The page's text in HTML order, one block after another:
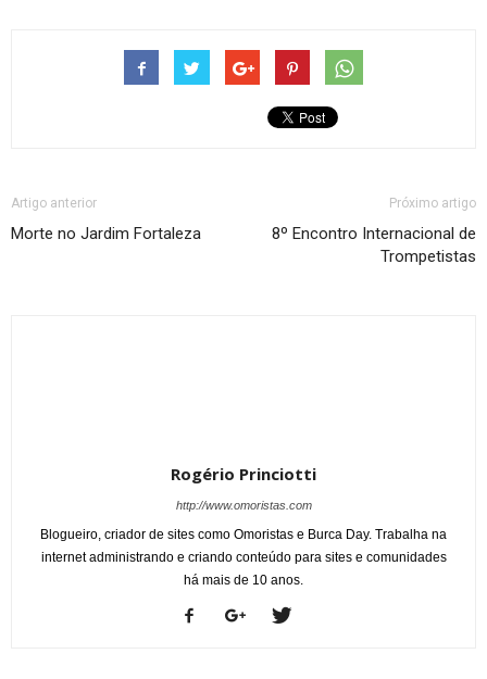
Artigo anterior
Morte no Jardim Fortaleza
Próximo artigo
8º Encontro Internacional de
Trompetistas
Rogério Princiotti
http://www.omoristas.com
Blogueiro, criador de sites como Omoristas e Burca Day. Trabalha na
internet administrando e criando conteúdo para sites e comunidades
há mais de 10 anos.